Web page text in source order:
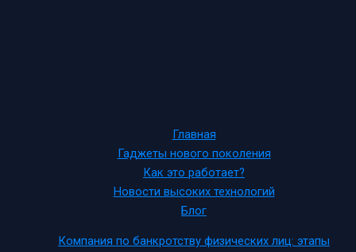
Главная
Гаджеты нового поколения
Как это работает?
Новости высоких технологий
Блог
Компания по банкротству физических лиц: этапы